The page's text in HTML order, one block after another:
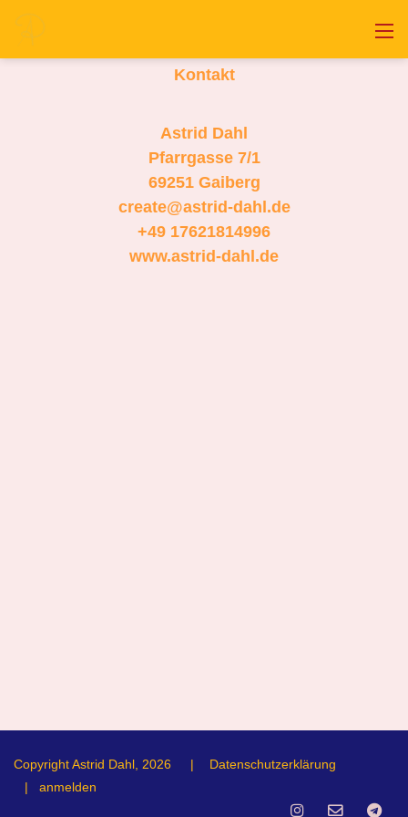
Kontakt
Astrid Dahl
Pfarrgasse 7/1
69251 Gaiberg
create@astrid-dahl.de
+49 17621814996
www.astrid-dahl.de
Copyright Astrid Dahl, 2026 |
Datenschutzerklärung
|
anmelden